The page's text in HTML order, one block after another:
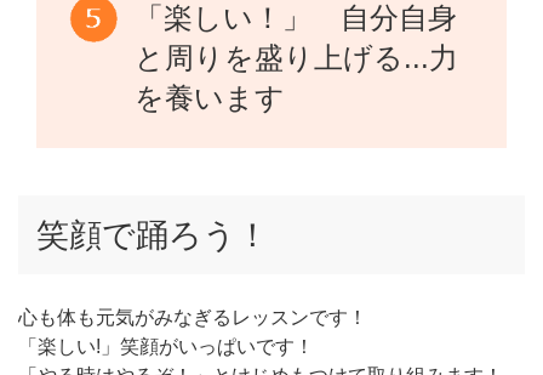
「楽しい！」 自分自身
と周りを盛り上げる...力
を養います
笑顔で踊ろう！
心も体も元気がみなぎるレッスンです！
「楽しい!」笑顔がいっぱいです！